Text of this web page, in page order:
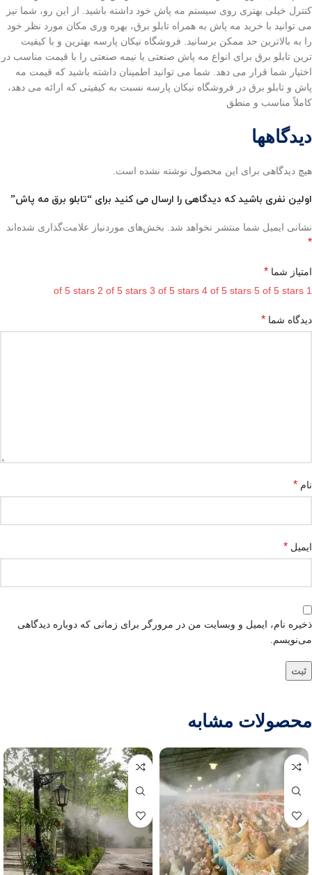
کنترل خیلی بهتری روی سیستم مه پاش خود داشته باشید. از این رو، شما نیز
می توانید با خرید مه پاش به همراه تابلو برق، بهره وری مکان مورد نظر خود
را به بالاترین حد ممکن برسانید. فروشگاه نیکان پارسه بهترین و با کیفیت
ترین تابلو برق برای انواع مه پاش صنعتی یا نیمه صنعتی را با قیمت مناسب در
اختیار شما قرار می دهد. شما می توانید اطمینان داشته باشید که قیمت مه
پاش و تابلو برق در فروشگاه نیکان پارسه نسبت به کیفیتی که ارائه می دهد،
کاملاً مناسب و منطق
دیدگاهها
هیچ دیدگاهی برای این محصول نوشته نشده است.
اولین نفری باشید که دیدگاهی را ارسال می کنید برای “تابلو برق مه پاش”
نشانی ایمیل شما منتشر نخواهد شد. بخش‌های موردنیاز علامت‌گذاری شده‌اند
*
امتیاز شما *
1 of 5 stars
2 of 5 stars 3 of 5 stars 4 of 5 stars 5 of 5 stars
دیدگاه شما *
نام *
ایمیل *
ذخیره نام، ایمیل و وبسایت من در مرورگر برای زمانی که دوباره دیدگاهی
می‌نویسم.
محصولات مشابه